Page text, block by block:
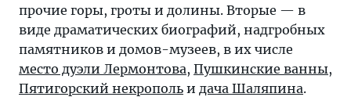
прочие горы, гроты и долины. Вторые — в
виде драматических биографий, надгробных
памятников и домов-музеев, в их числе
место дуэли Лермонтова, Пушкинские ванны,
Пятигорский некрополь и дача Шаляпина.